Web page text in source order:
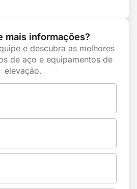
mais informações?
e descubra as melhores
de aço e equipamentos de
elevação.